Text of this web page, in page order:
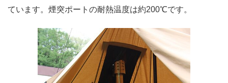
ています。煙突ポートの耐熱温度は約200℃です。